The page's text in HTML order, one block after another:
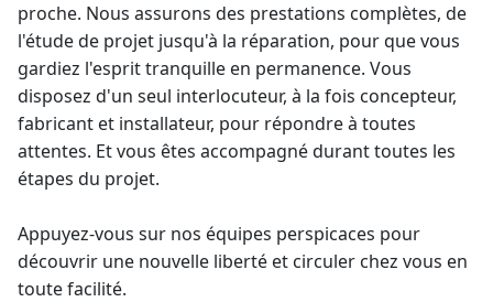
proche. Nous assurons des prestations complètes, de
l'étude de projet jusqu'à la réparation, pour que vous
gardiez l'esprit tranquille en permanence. Vous
disposez d'un seul interlocuteur, à la fois concepteur,
fabricant et installateur, pour répondre à toutes
attentes. Et vous êtes accompagné durant toutes les
étapes du projet.
Appuyez-vous sur nos équipes perspicaces pour
découvrir une nouvelle liberté et circuler chez vous en
toute facilité.